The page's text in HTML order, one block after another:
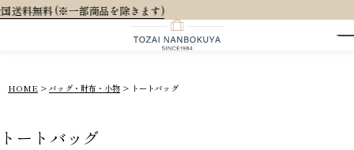
HOME バッグ・財布・小物 トートバッグ
トートバッグ